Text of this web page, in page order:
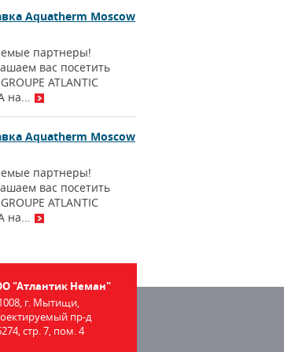
Aquatherm Moscow
партнеры!
вас посетить
ATLANTIC
на...
Aquatherm Moscow
партнеры!
вас посетить
ATLANTIC
на...
"Атлантик Неман"
г. Мытищи,
пр-д
стр. 7, пом. 4